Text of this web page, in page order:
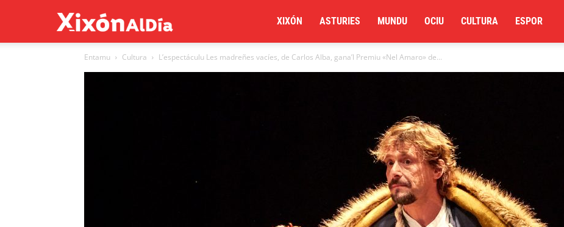
al
XIXÓN ASTURIES MUNDU OCIU CULTURA ESPOR
Entamu Cultura L’espectáculu Les madreñes vacíes, de Carlos Alba, gana’l Premiu «Nel Amaro» de...